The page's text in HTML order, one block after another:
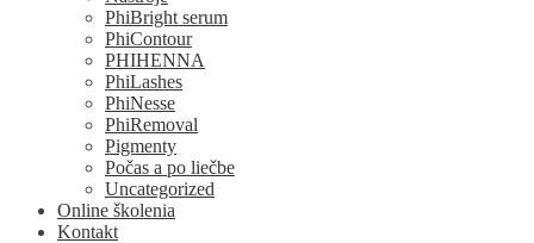
PhiBright serum
PhiContour
PHIHENNA
PhiLashes
PhiNesse
PhiRemoval
Pigmenty
Počas a po liečbe
Uncategorized
Online školenia
Kontakt